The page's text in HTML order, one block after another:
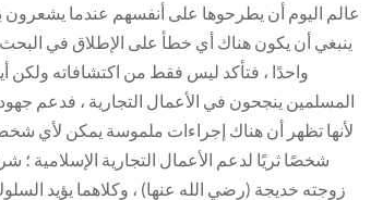
عالم اليوم أن يطرحوها على أنفسهم عندما يشعرون
ينبغي أن يكون هناك أي خطأ على الإطلاق في
واحدًا ، فتأكد ليس فقط من اكتشافاته ولكن
المسلمين ينجحون في الأعمال التجارية ، فدعم
لأنها تظهر أن هناك إجراءات ملموسة يمكن لأي
شخصًا ثريًا لدعم الأعمال التجارية الإسلامية
زوجته خديجة (رضي الله عنها) ، وكلاهما يؤيد